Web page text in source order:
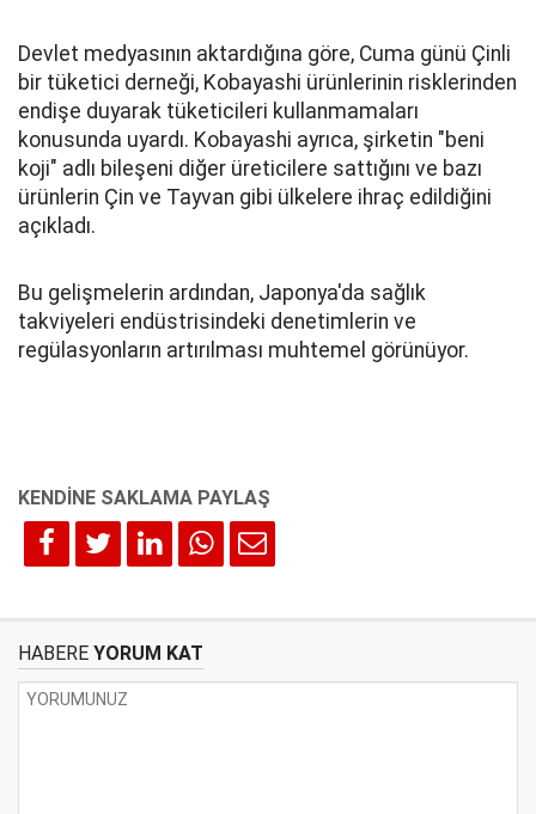
Devlet medyasının aktardığına göre, Cuma günü Çinli
bir tüketici derneği, Kobayashi ürünlerinin risklerinden
endişe duyarak tüketicileri kullanmamaları
konusunda uyardı. Kobayashi ayrıca, şirketin "beni
koji" adlı bileşeni diğer üreticilere sattığını ve bazı
ürünlerin Çin ve Tayvan gibi ülkelere ihraç edildiğini
açıkladı.
Bu gelişmelerin ardından, Japonya'da sağlık
takviyeleri endüstrisindeki denetimlerin ve
regülasyonların artırılması muhtemel görünüyor.
HABERE YORUM KAT